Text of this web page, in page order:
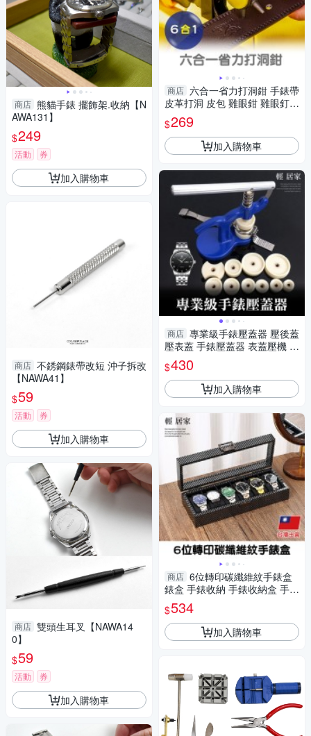
商店 熊貓手錶 擺飾架.收納【N
AWA131】
$249
活動 券
加入購物車
商店 不銹鋼錶帶改短 沖子拆改
【NAWA41】
$59
活動 券
加入購物車
商店 雙頭生耳叉【NAWA14
0】
$59
活動 券
加入購物車
商店 六合一省力打洞鉗 手錶帶
皮革打洞 皮包 雞眼鉗 雞眼釘
打孔機打孔器 打洞機打洞器-輕
居家8430
$269
加入購物車
商店 專業級手錶壓蓋器 壓後蓋
壓表蓋 手錶壓蓋器 表蓋壓機 壓
床 修錶 專業手錶維修器-輕居
家8118
$430
加入購物車
商店 6位轉印碳纖維紋手錶盒
錶盒 手錶收納 手錶收納盒 手錶
收藏盒-輕居家8829
$534
加入購物車